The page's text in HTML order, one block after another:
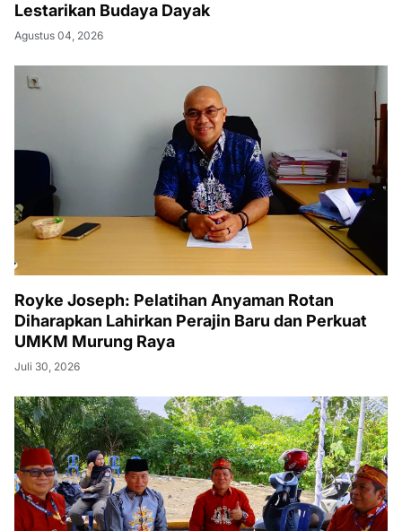
Lestarikan Budaya Dayak
Agustus 04, 2026
Royke Joseph: Pelatihan Anyaman Rotan
Diharapkan Lahirkan Perajin Baru dan Perkuat
UMKM Murung Raya
Juli 30, 2026